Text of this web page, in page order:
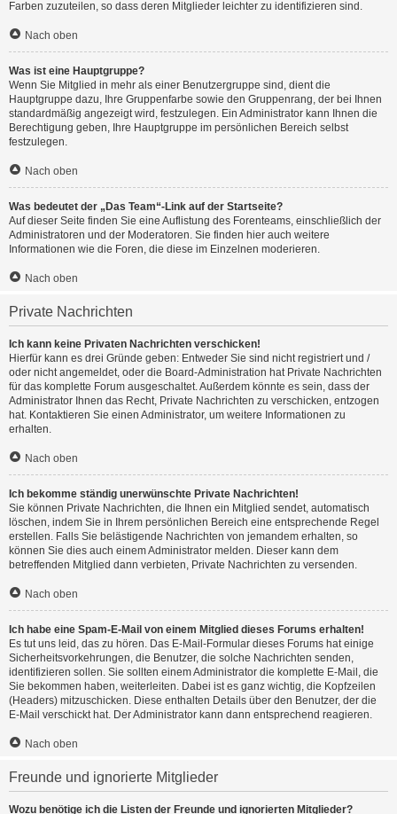
Farben zuzuteilen, so dass deren Mitglieder leichter zu identifizieren sind.
Nach oben
Was ist eine Hauptgruppe?
Wenn Sie Mitglied in mehr als einer Benutzergruppe sind, dient die
Hauptgruppe dazu, Ihre Gruppenfarbe sowie den Gruppenrang, der bei Ihnen
standardmäßig angezeigt wird, festzulegen. Ein Administrator kann Ihnen die
Berechtigung geben, Ihre Hauptgruppe im persönlichen Bereich selbst
festzulegen.
Nach oben
Was bedeutet der „Das Team“-Link auf der Startseite?
Auf dieser Seite finden Sie eine Auflistung des Forenteams, einschließlich der
Administratoren und der Moderatoren. Sie finden hier auch weitere
Informationen wie die Foren, die diese im Einzelnen moderieren.
Nach oben
Private Nachrichten
Ich kann keine Privaten Nachrichten verschicken!
Hierfür kann es drei Gründe geben: Entweder Sie sind nicht registriert und /
oder nicht angemeldet, oder die Board-Administration hat Private Nachrichten
für das komplette Forum ausgeschaltet. Außerdem könnte es sein, dass der
Administrator Ihnen das Recht, Private Nachrichten zu verschicken, entzogen
hat. Kontaktieren Sie einen Administrator, um weitere Informationen zu
erhalten.
Nach oben
Ich bekomme ständig unerwünschte Private Nachrichten!
Sie können Private Nachrichten, die Ihnen ein Mitglied sendet, automatisch
löschen, indem Sie in Ihrem persönlichen Bereich eine entsprechende Regel
erstellen. Falls Sie belästigende Nachrichten von jemandem erhalten, so
können Sie dies auch einem Administrator melden. Dieser kann dem
betreffenden Mitglied dann verbieten, Private Nachrichten zu versenden.
Nach oben
Ich habe eine Spam-E-Mail von einem Mitglied dieses Forums erhalten!
Es tut uns leid, das zu hören. Das E-Mail-Formular dieses Forums hat einige
Sicherheitsvorkehrungen, die Benutzer, die solche Nachrichten senden,
identifizieren sollen. Sie sollten einem Administrator die komplette E-Mail, die
Sie bekommen haben, weiterleiten. Dabei ist es ganz wichtig, die Kopfzeilen
(Headers) mitzuschicken. Diese enthalten Details über den Benutzer, der die
E-Mail verschickt hat. Der Administrator kann dann entsprechend reagieren.
Nach oben
Freunde und ignorierte Mitglieder
Wozu benötige ich die Listen der Freunde und ignorierten Mitglieder?